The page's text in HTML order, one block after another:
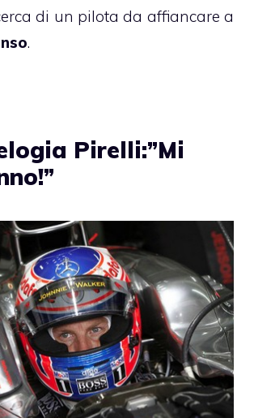
di un pilota da affiancare a
.
Pirelli:”Mi